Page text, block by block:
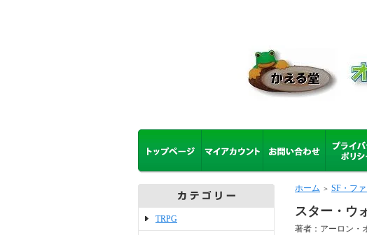
TRPG
ホーム ＞ SF・フ
スター・ウ
著者：アーロン・